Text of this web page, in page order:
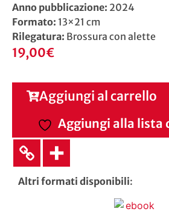
Anno pubblicazione: 2024
Formato: 13×21 cm
Rilegatura: Brossura con alette
19,00€
Aggiungi al carrello
Aggiungi alla lista
Altri formati disponibili: